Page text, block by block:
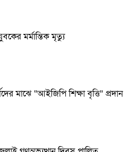
মর্মান্তিক মৃত্যু
মাঝে “আইজিপি শিক্ষা বৃত্তি” প্রদান